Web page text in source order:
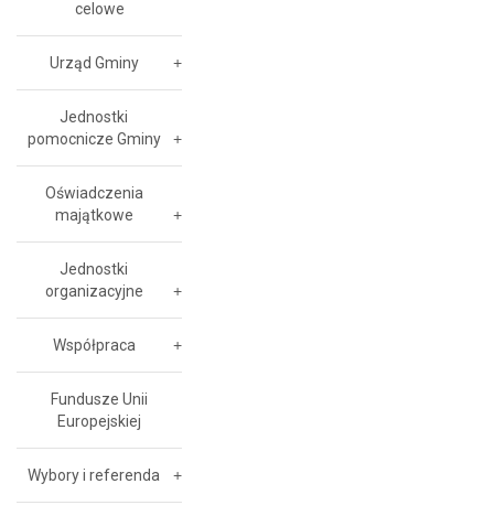
celowe
Urząd Gminy
Jednostki
pomocnicze Gminy
Oświadczenia
majątkowe
Jednostki
organizacyjne
Współpraca
Fundusze Unii
Europejskiej
Wybory i referenda